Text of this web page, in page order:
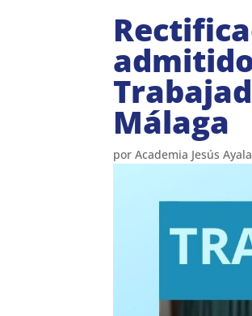
Málaga
por Academia Jesús Ayala